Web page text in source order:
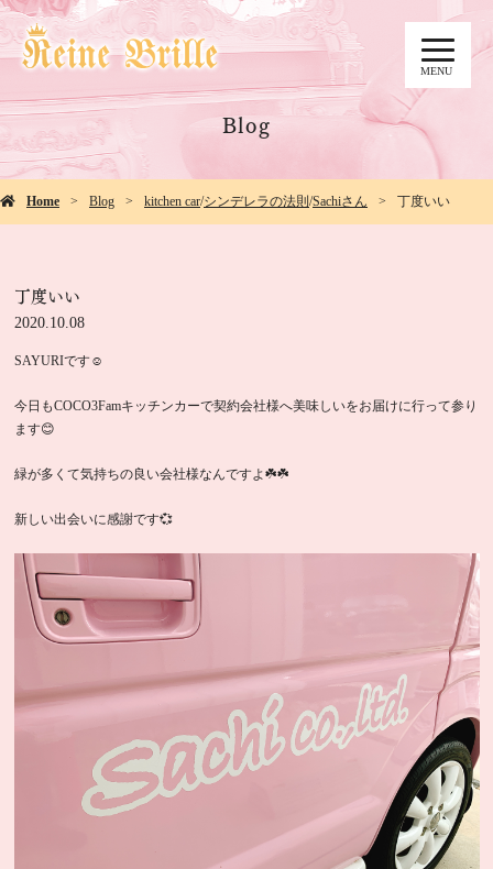
MENU
Blog
Home Blog kitchen car/シンデレラの法則/Sachiさん 丁度いい
丁度いい
2020.10.08
SAYURIです☺️
今日もCOCO3Famキッチンカーで契約会社様へ美味しいをお届けに行って参り
ます😊
緑が多くて気持ちの良い会社様なんですよ☘️☘️
新しい出会いに感謝です💞